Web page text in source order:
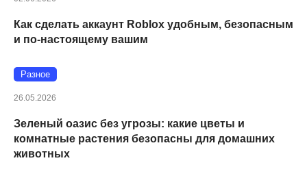
Как сделать аккаунт Roblox удобным, безопасным
и по-настоящему вашим
Разное
26.05.2026
Зеленый оазис без угрозы: какие цветы и
комнатные растения безопасны для домашних
животных